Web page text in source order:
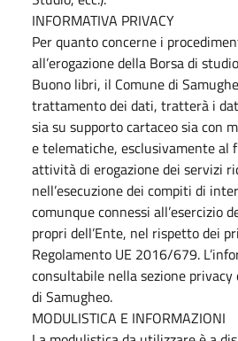
INFORMATIVA PRIVACY
Per quanto concerne i
all’erogazione della Borsa di
Buono libri, il Comune di
trattamento dei dati, tratterà i
sia su supporto cartaceo sia con
e telematiche, esclusivamente al
attività di erogazione dei servizi
nell’esecuzione dei compiti di
comunque connessi all’esercizio
propri dell’Ente, nel rispetto dei
Regolamento UE 2016/679.
consultabile nella sezione privacy
di Samugheo.
MODULISTICA E INFORMAZIONI